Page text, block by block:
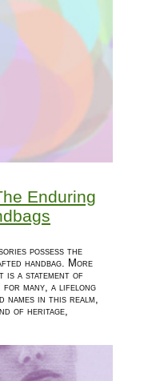
Enduring
possess the
handbag. More
is a statement of
many, a lifelong
names in this realm,
of heritage,